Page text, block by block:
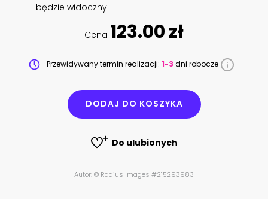
będzie widoczny.
Cena 123.00 zł
Przewidywany termin realizacji: 1-3 dni robocze
DODAJ DO KOSZYKA
Do ulubionych
Autor: © Radius Images #215293983